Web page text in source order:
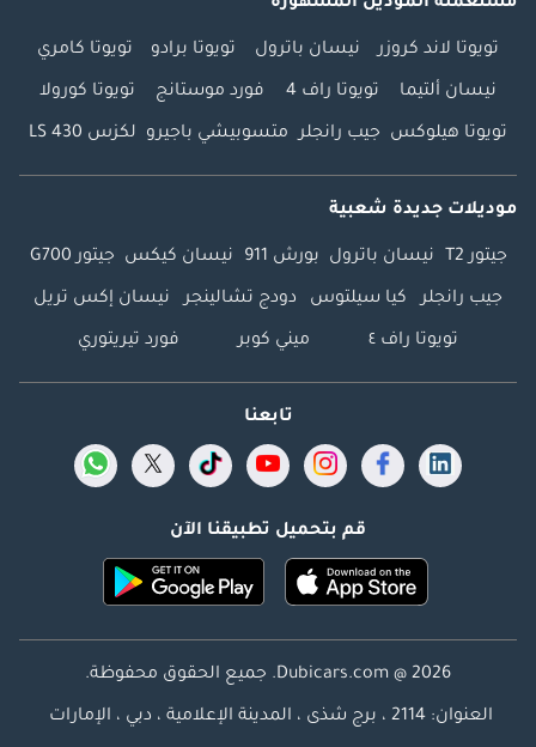
مستعملة الموديل المشهورة
تويوتا لاند كروزر نيسان باترول تويوتا برادو تويوتا كامري
نيسان ألتيما تويوتا راف 4 فورد موستانج تويوتا كورولا
تويوتا هيلوكس جيب رانجلر متسوبيشي باجيرو لكزس LS 430
موديلات جديدة شعبية
جيتور T2 نيسان باترول بورش 911 نيسان كيكس جيتور G700
جيب رانجلر كيا سيلتوس دودج تشالينجر نيسان إكس تريل
تويوتا راف ٤ ميني كوبر فورد تيريتوري
تابعنا
قم بتحميل تطبيقنا الآن
Dubicars.com @ 2026. جميع الحقوق محفوظة.
العنوان: 2114 ، برج شذى ، المدينة الإعلامية ، دبي ، الإمارات